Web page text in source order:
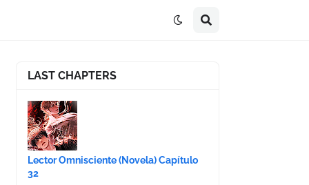
LAST CHAPTERS
Lector Omnisciente (Novela) Capítulo
32